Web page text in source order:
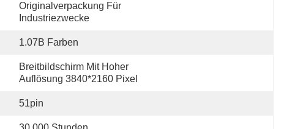
Originalverpackung Für
Industriezwecke
1.07B Farben
Breitbildschirm Mit Hoher
Auflösung 3840*2160 Pixel
51pin